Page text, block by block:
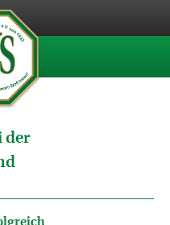
der